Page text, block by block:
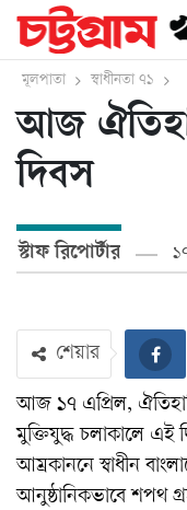
মূলপাতা স্বাধীনতা ৭১
আজ
দিবস
স্টাফ রিপোর্টার
শেয়ার
আজ ১৭ এপ্রিল,
মুক্তিযুদ্ধ চলাকালে এই
আম্রকাননে স্বাধীন
আনুষ্ঠানিকভাবে শপথ